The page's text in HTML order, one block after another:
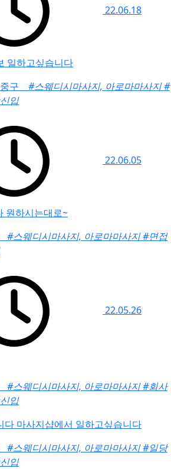
22.06.18
일하고싶습니다
구 #스웨디시마사지, 아로마마사지#
입
22.06.05
원하시는대로~
#스웨디시마사지, 아로마마사지#면접
22.05.26
#스웨디시마사지, 아로마마사지#회사
입
다 마사지샵에서 일하고싶습니다
#스웨디시마사지, 아로마마사지#일당
입